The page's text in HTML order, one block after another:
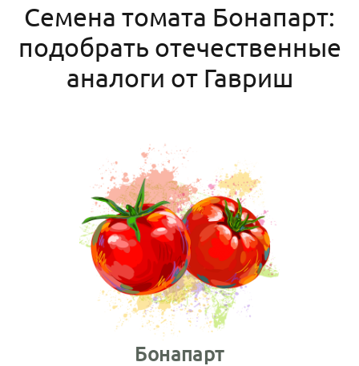
Семена томата Бонапарт:
подобрать отечественные
аналоги от Гавриш
Бонапарт